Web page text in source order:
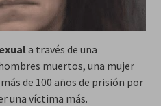
a través de una
muertos, una mujer
de 100 años de prisión por
una víctima más.